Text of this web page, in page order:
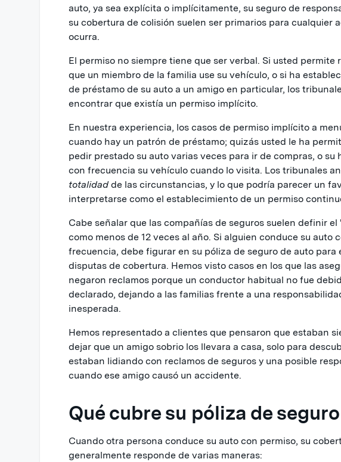
auto, ya sea explícita o implícitamente, su seguro de
su cobertura de colisión suelen ser primarios para cualquier
ocurra.
El permiso no siempre tiene que ser verbal. Si usted permite
que un miembro de la familia use su vehículo, o si ha
de préstamo de su auto a un amigo en particular, los
encontrar que existía un permiso implícito.
En nuestra experiencia, los casos de permiso implícito a
cuando hay un patrón de préstamo; quizás usted le ha
pedir prestado su auto varias veces para ir de compras, o su
con frecuencia su vehículo cuando lo visita. Los tribunales
totalidadde las circunstancias, y lo que podría parecer un
interpretarse como el establecimiento de un permiso
Cabe señalar que las compañías de seguros suelen definir el
como menos de 12 veces al año. Si alguien conduce su auto
frecuencia, debe figurar en su póliza de seguro de auto para
disputas de cobertura. Hemos visto casos en los que las
negaron reclamos porque un conductor habitual no fue
declarado, dejando a las familias frente a una
inesperada.
Hemos representado a clientes que pensaron que estaban
dejar que un amigo sobrio los llevara a casa, solo para
estaban lidiando con reclamos de seguros y una posible
cuando ese amigo causó un accidente.
Qué cubre su póliza de
Cuando otra persona conduce su auto con permiso, su
generalmente responde de varias maneras: